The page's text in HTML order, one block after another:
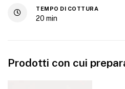
TEMPO DI COTTURA
20 min
Prodotti con cui